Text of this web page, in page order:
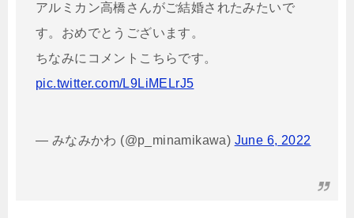
アルミカン高橋さんがご結婚されたみたいで
す。おめでとうございます。
ちなみにコメントこちらです。
pic.twitter.com/L9LiMELrJ5
— みなみかわ (@p_minamikawa) June 6, 2022